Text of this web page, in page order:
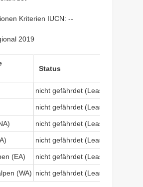
Kriterien IUCN: --
2019
Status
nicht gefährdet (Least Concern)
nicht gefährdet (Least Concern)
nicht gefährdet (Least Concern)
nicht gefährdet (Least Concern)
(EA) nicht gefährdet (Least Concern)
(WA) nicht gefährdet (Least Concern)